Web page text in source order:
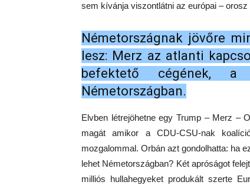
sem kívánja viszontlátni az európai –
Németországnak jövőre
lesz: Merz az atlanti
befektető cégének, a
Németországban.
Elvben létrejöhetne egy Trump – Merz –
magát amikor a CDU-CSU-nak
mozgalommal. Orbán azt gondolhatta: ha
lehet Németországban? Két apróságot
milliós hullahegyeket produkált szerte